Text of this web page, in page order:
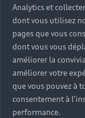
Analytics et
dont vous utilisez
pages que vous
dont vous vous
améliorer la
améliorer votre
que vous pouvez à
consentement à
performance.